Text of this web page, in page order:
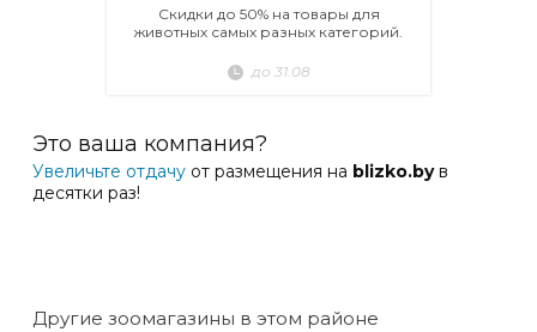
Скидки до 50% на товары для
животных самых разных категорий.
до 31.08
Это ваша компания?
Увеличьте отдачу от размещения на blizko.byв
десятки раз!
Другие зоомагазины в этом районе